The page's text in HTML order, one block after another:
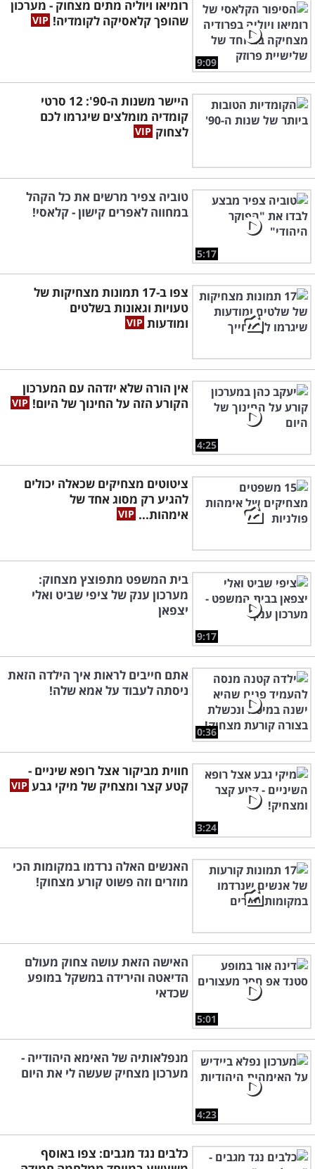
9:09
רומיאו ויוליה מתים מצחוק - מערכון
שהופך קלאסיקה לקומדיה!
היישר משנות ה-90': 12 סרטי
קומדיה מומלצים שיגרמו לכם
לצחוק
5:17
טוביה צפיר מרשים את כל הקהל
במחווה לאפרים קישון - קלאסי!
צפו ב-17 תמונות מצחיקות של
טעויות וגאונות בשלטים
ומודעות
4:25
אין הורה שלא יזדהה עם המערכון
הקורע הזה על החינוך של היום!
ציטוטים מצחיקים שכאלה יכולים
להגיע רק מסוג אחד של
אימהות...
9:17
בית המשפט מתפוצץ מצחוק:
מערכון ענק של ציפי שביט ואלי
יצפאן
0:36
אתם חייבים לראות איך הילדה הזאת
ניסתה לעבוד על אמא שלה!
3:24
חווית מביקור אצל רופא שיניים -
קטע קצר ומצחיק של מיקי גבע
האנשים האלה נרדמו במקומות הכי
מוזרים וזה פשוט קורע מצחוק!
5:01
האישה הזאת עושה צחוק מעולם
הדיאטה והירידה במשקל במופע
שכדאי
4:23
מנפלאותיה של האימא היהודייה -
מערכון מצחיק שעשה לי את היום
כלבים נגד מגבים: צפו באוסף